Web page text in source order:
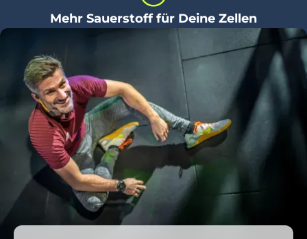
Mehr Sauerstoff für Deine Zellen